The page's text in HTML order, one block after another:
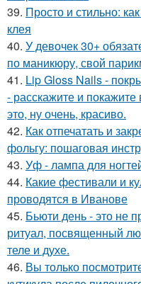
39. Просто и стильно:
клея
40. У девочек 30+
по маникюру, свой
41. Lip Gloss Nails -
- расскажите и
это, ну очень, красиво.
42. Как отпечатать и
фольгу: пошаговая
43. Уф - лампа для
44. Какие фестивали и
проводятся в Иванове
45. Бьюти день - это не
ритуал, посвященный
теле и духе.
46. Вы только